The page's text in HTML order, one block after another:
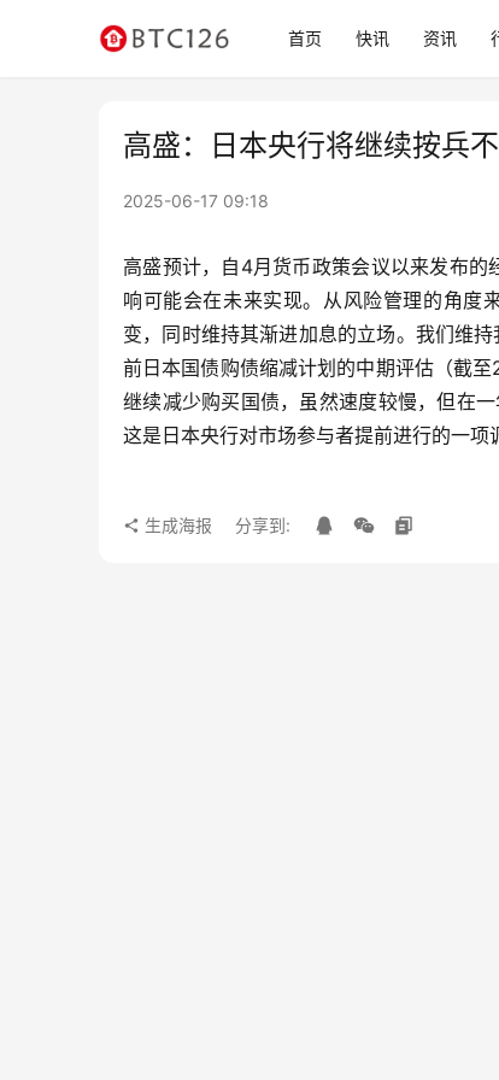
首页 快讯 资讯
高盛：日本央行将继续按兵
2025-06-17 09:18
高盛预计，自4月货币政策会议以来发布
响可能会在未来实现。从风险管理的角度
变，同时维持其渐进加息的立场。我们维
前日本国债购债缩减计划的中期评估（截
继续减少购买国债，虽然速度较慢，但在
这是日本央行对市场参与者提前进行的一
生成海报 分享到: